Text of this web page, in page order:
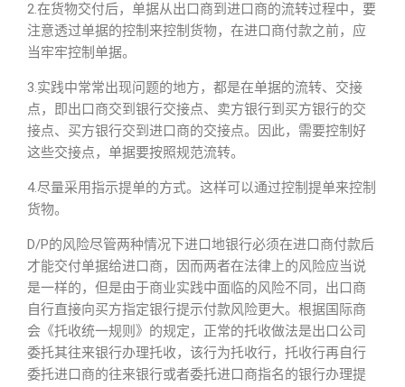
2.在货物交付后，单据从出口商到进口商的流转过程中，要
注意透过单据的控制来控制货物，在进口商付款之前，应
当牢牢控制单据。
3.实践中常常出现问题的地方，都是在单据的流转、交接
点，即出口商交到银行交接点、卖方银行到买方银行的交
接点、买方银行交到进口商的交接点。因此，需要控制好
这些交接点，单据要按照规范流转。
4.尽量采用指示提单的方式。这样可以通过控制提单来控制
货物。
D/P的风险尽管两种情况下进口地银行必须在进口商付款后
才能交付单据给进口商，因而两者在法律上的风险应当说
是一样的，但是由于商业实践中面临的风险不同，出口商
自行直接向买方指定银行提示付款风险更大。根据国际商
会《托收统一规则》的规定，正常的托收做法是出口公司
委托其往来银行办理托收，该行为托收行，托收行再自行
委托进口商的往来银行或者委托进口商指名的银行办理提